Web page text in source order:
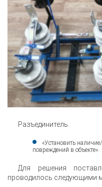
Разъединитель.
«Установить наличие/
повреждений в объекте».
Для решения
проводилось следующими